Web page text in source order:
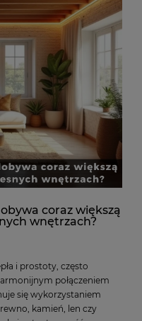
coraz większą
wnętrzach?
i prostoty, często
połączeniem
się wykorzystaniem
kamień, len czy